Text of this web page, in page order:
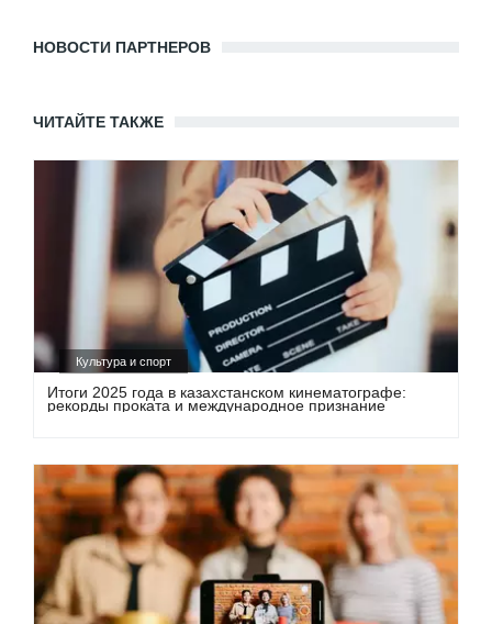
НОВОСТИ ПАРТНЕРОВ
ЧИТАЙТЕ ТАКЖЕ
Культура и спорт
Итоги 2025 года в казахстанском кинематографе:
рекорды проката и международное признание